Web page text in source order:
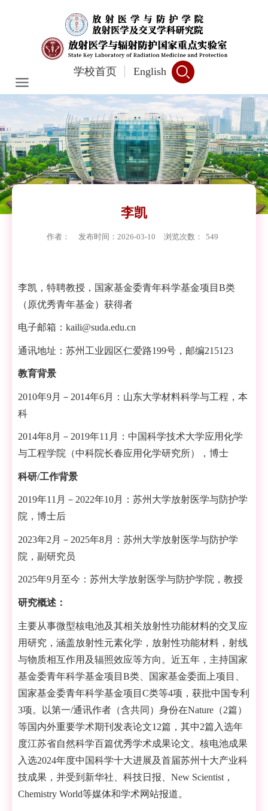
学校首页 English
李凯
作者： 发布时间：2026-03-10 浏览次数： 549
李凯，特聘教授，国家基金委青年科学基金项目 B类
（原优秀青年基金）获得者
电子邮箱： kaili@suda.edu.cn
通讯地址：苏州工业园区仁爱路199号，邮编215123
教育背景
2010年9月－ 2014年6月：山东大学材料科学与工程，本
科
2014年8月－ 2019年11 月：中国科学技术大学应用化学
与工程学院（中科院长春应用化学研究所），博士
科研/工作背景
2019年11 月－ 2022年10月：苏州大学放射医学与防护学
院，博士后
2023年2 月－ 2025年8月：苏州大学放射医学与防护学
院，副研究员
2025年9月至今：苏州大学放射医学与防护学院，教授
研究概述：
主要从事微型核电池及其相关放射性功能材料的交叉应
用研究，涵盖放射性元素化学，放射性功能材料，射线
与物质相互作用及辐照效应等方向。近五年，主持国家
基金委青年科学基金项目 B类、国家基金委面上项目、
国家基金委青年科学基金项目 C类等4项，获批中国专利
3项。以第一/通讯作者（含共同）身份在Nature （2篇）
等国内外重要学术期刊发表论文12篇，其中2篇入选年
度江苏省自然科学百篇优秀学术成果论文。核电池成果
入选2024年度中国科学十大进展及首届苏州十大产业科
技成果，并受到新华社、科技日报、 New Scientist ，
Chemistry World等媒体和学术网站报道。